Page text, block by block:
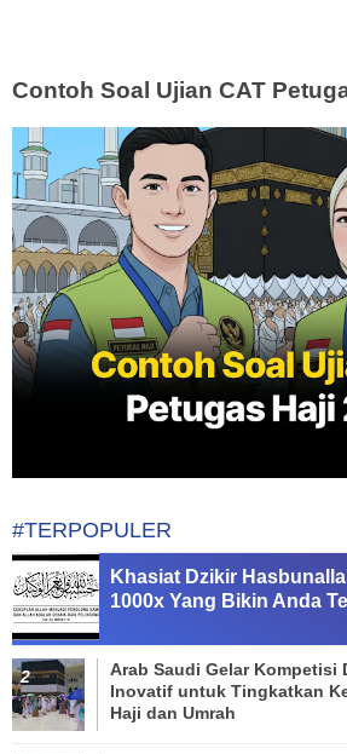
Contoh Soal Ujian CAT
#TERPOPULER
Khasiat Dzikir
1000x Yang Bikin Anda
Arab Saudi Gelar Kompetisi
Inovatif untuk Tingkatkan
Haji dan Umrah